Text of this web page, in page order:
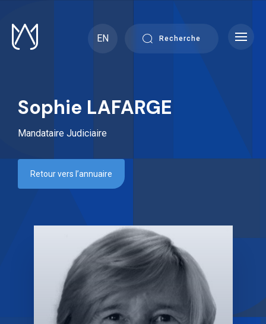
content
EN
Recherche
Sophie LAFARGE
Mandataire Judiciaire
Retour vers l’annuaire